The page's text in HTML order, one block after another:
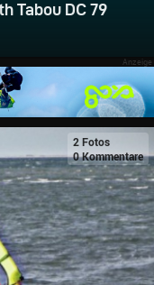
Tabou DC 79
2 Fotos
0 Kommentare